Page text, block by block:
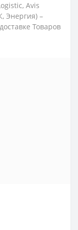
Avis
Энергия) –
Товаров